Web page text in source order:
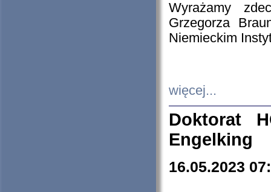
Wyrażamy
Grzegorza
Niemieckim
więcej...
Doktorat
Engelking
16.05.2023